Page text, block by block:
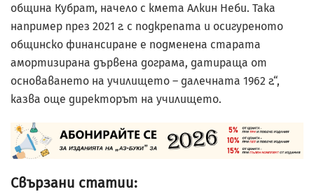
община Кубрат, начело с кмета Алкин Неби. Така
например през 2021 г. с подкрепата и осигуреното
общинско финансиране е подменена старата
амортизирана дървена дограма, датираща от
основаването на училището – далечната 1962 г.“,
казва още директорът на училището.
Свързани статии: